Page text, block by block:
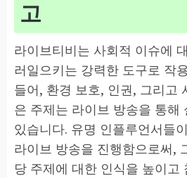
고
라이브티비는 사회적 이슈에
러일으키는 강력한 도구로 작
들어, 환경 보호, 인권, 그리고
은 주제는 라이브 방송을 통해
있습니다. 유명 인플루언서들
라이브 방송을 진행함으로써,
당 주제에 대한 인식을 높이고